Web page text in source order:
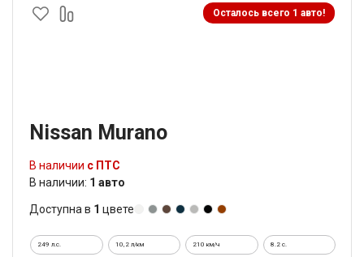
Осталось всего 1 авто!
Nissan Murano
В наличии с ПТС
В наличии: 1 авто
Доступна в 1 цвете
249 л.с. 10,2 л/км 210 км/ч 8.2 c.